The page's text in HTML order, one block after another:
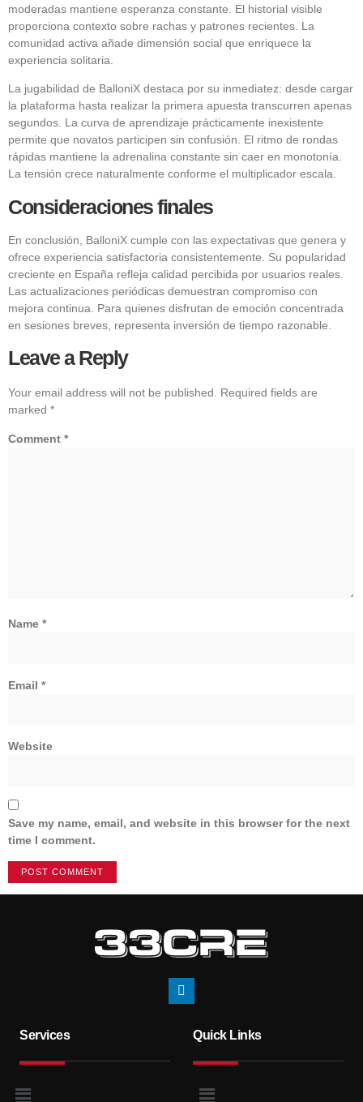
moderadas mantiene esperanza constante. El historial visible
proporciona contexto sobre rachas y patrones recientes. La
comunidad activa añade dimensión social que enriquece la
experiencia solitaria.
La jugabilidad de BalloniX destaca por su inmediatez: desde cargar
la plataforma hasta realizar la primera apuesta transcurren apenas
segundos. La curva de aprendizaje prácticamente inexistente
permite que novatos participen sin confusión. El ritmo de rondas
rápidas mantiene la adrenalina constante sin caer en monotonía.
La tensión crece naturalmente conforme el multiplicador escala.
Consideraciones finales
En conclusión, BalloniX cumple con las expectativas que genera y
ofrece experiencia satisfactoria consistentemente. Su popularidad
creciente en España refleja calidad percibida por usuarios reales.
Las actualizaciones periódicas demuestran compromiso con
mejora continua. Para quienes disfrutan de emoción concentrada
en sesiones breves, representa inversión de tiempo razonable.
Leave a Reply
Your email address will not be published.
Required fields are
marked *
Comment *
Name *
Email *
Website
Save my name, email, and website in this browser for the next
time I comment.
Services Quick Links